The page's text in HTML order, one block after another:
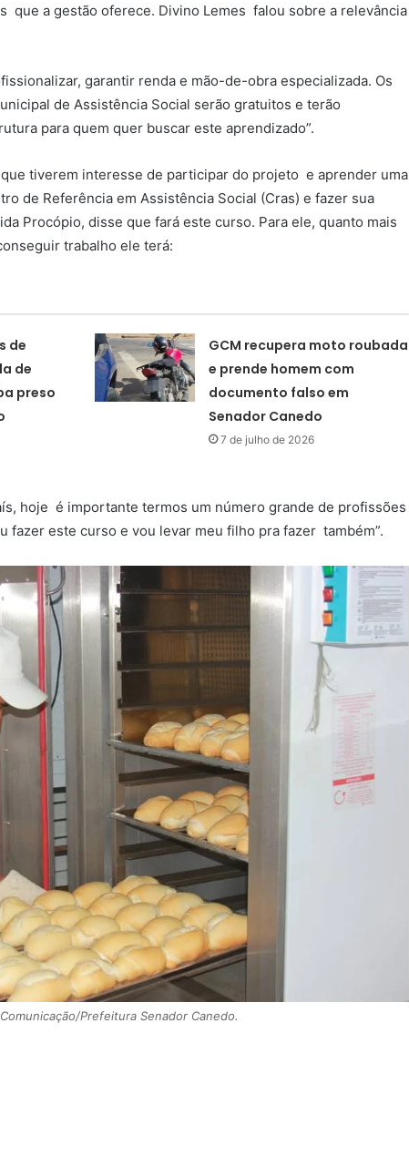
que a gestão oferece. Divino Lemes falou sobre a relevância
garantir renda e mão-de-obra especializada. Os
de Assistência Social serão gratuitos e terão
para quem quer buscar este aprendizado”.
tiverem interesse de participar do projeto e aprender uma
de Referência em Assistência Social (Cras) e fazer sua
Procópio, disse que fará este curso. Para ele, quanto mais
trabalho ele terá:
de
de
preso
GCM recupera moto roubada
e prende homem com
documento falso em
Senador Canedo
7 de julho de 2026
hoje é importante termos um número grande de profissões
fazer este curso e vou levar meu filho pra fazer também”.
Prefeitura Senador Canedo.